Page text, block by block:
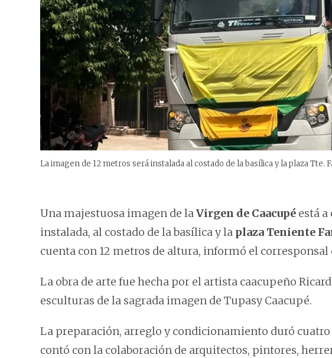
La imagen de 12 metros será instalada al costado de la basílica y la plaza Tte.
Una majestuosa imagen de laVirgen de Caacupé está
instalada, al costado de la basílica y la plaza Teniente
cuenta con 12 metros de altura, informó el corresponsal
La obra de arte fue hecha por el artista caacupeño
esculturas de la sagrada imagen de Tupasy Caacupé.
La preparación, arreglo y condicionamiento duró
contó con la colaboración de arquitectos, pintores,